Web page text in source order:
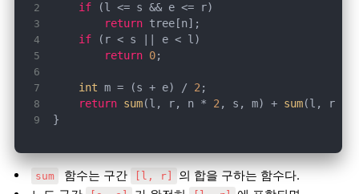
if
return
if
return 0
int m = (s + e) / 2
return sum(l, r, n * 2 , s, m) + sum(l, r,
}
sum 함수는 구간 [l, r]
의 합을 구하는 함수다.